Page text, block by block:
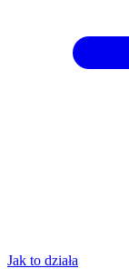
Jak to działa